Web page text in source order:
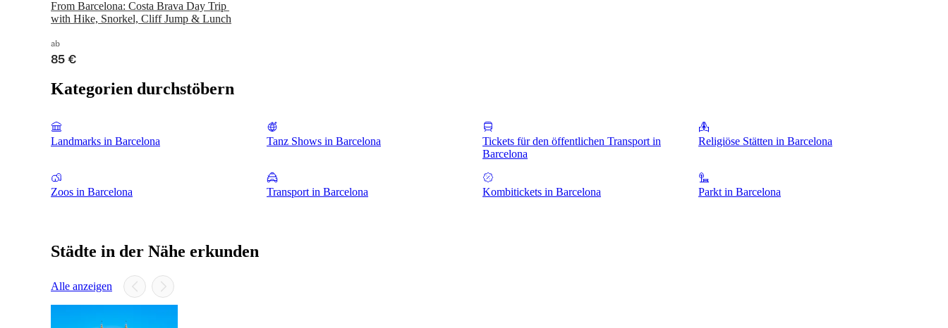
From Barcelona: Costa Brava Day Trip
with Hike, Snorkel, Cliff Jump & Lunch
ab
85 €
Kategorien durchstöbern
Landmarks in Barcelona Tanz Shows in Barcelona
Tickets für den öffentlichen Transport in
Barcelona
Religiöse Stätten in Barcelona
Zoos in Barcelona Transport in Barcelona Kombitickets in Barcelona Parkt in Barcelona
Städte in der Nähe erkunden
Alle anzeigen